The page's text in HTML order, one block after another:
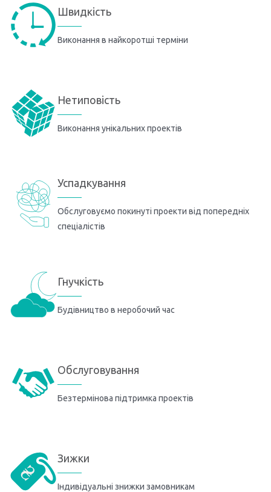
Швидкість
Виконання в найкоротші терміни
Нетиповість
Виконання унікальних проектів
Успадкування
Обслуговуємо покинуті проекти від попередніх
спеціалістів
Гнучкість
Будівництво в неробочий час
Обслуговування
Безтермінова підтримка проектів
Зижки
Індивідуальні знижки замовникам